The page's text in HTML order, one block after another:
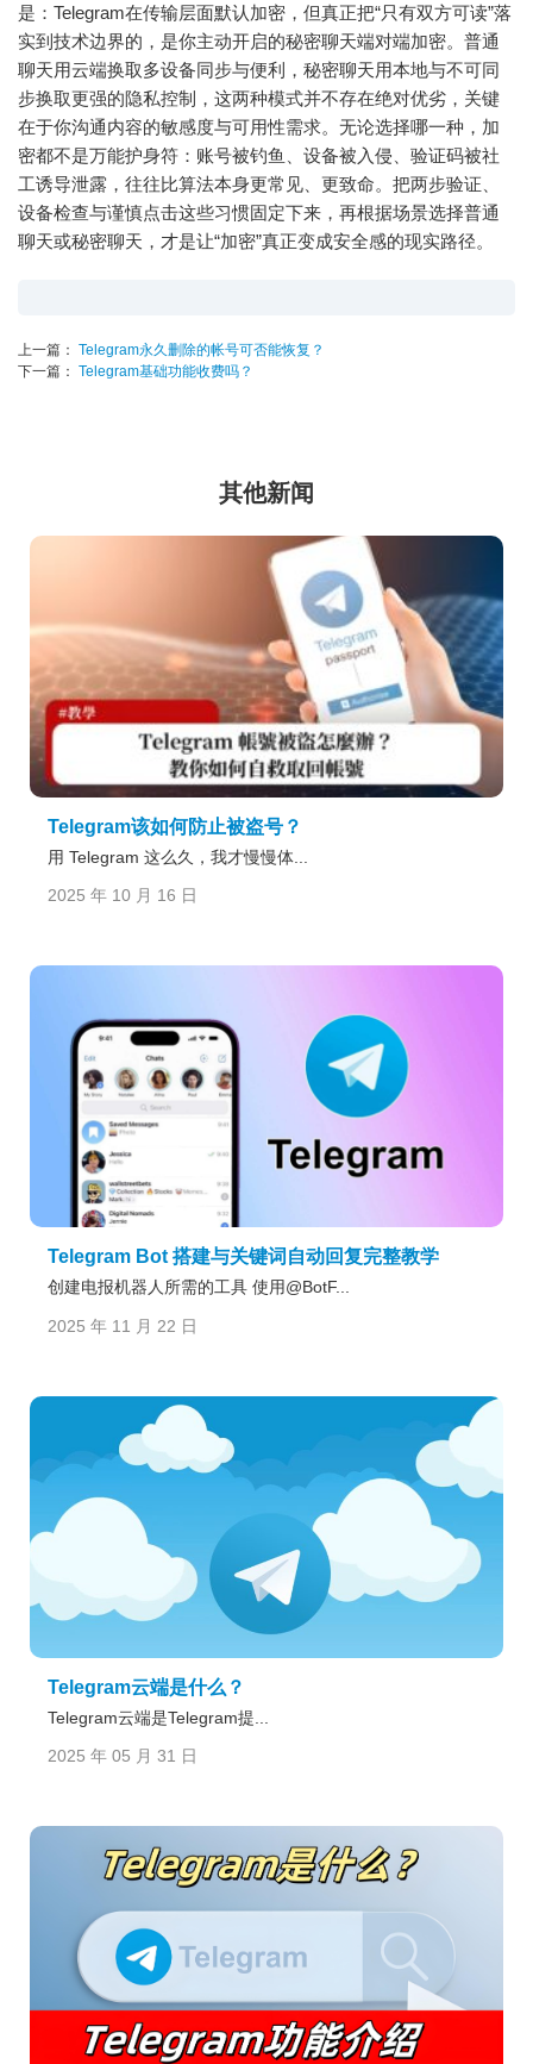
是：Telegram在传输层面默认加密，但真正把“只有双方可读”落
实到技术边界的，是你主动开启的秘密聊天端对端加密。普通
聊天用云端换取多设备同步与便利，秘密聊天用本地与不可同
步换取更强的隐私控制，这两种模式并不存在绝对优劣，关键
在于你沟通内容的敏感度与可用性需求。无论选择哪一种，加
密都不是万能护身符：账号被钓鱼、设备被入侵、验证码被社
工诱导泄露，往往比算法本身更常见、更致命。把两步验证、
设备检查与谨慎点击这些习惯固定下来，再根据场景选择普通
聊天或秘密聊天，才是让“加密”真正变成安全感的现实路径。
上一篇： Telegram永久删除的帐号可否能恢复？
下一篇： Telegram基础功能收费吗？
其他新闻
Telegram该如何防止被盗号？
用 Telegram 这么久，我才慢慢体...
2025 年 10 月 16 日
Telegram Bot 搭建与关键词自动回复完整教学
创建电报机器人所需的工具 使用@BotF...
2025 年 11 月 22 日
Telegram云端是什么？
Telegram云端是Telegram提...
2025 年 05 月 31 日